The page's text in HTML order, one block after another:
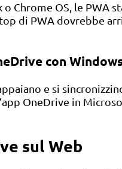
o Chrome OS, le
di PWA dovrebbe
con
e si
OneDrive in
sul Web